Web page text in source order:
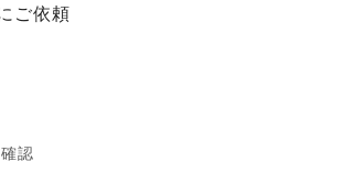
ご依頼
認